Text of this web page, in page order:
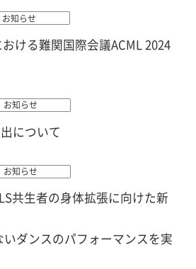
お知らせ
ける難関国際会議ACML 2024
お知らせ
について
お知らせ
共生者の身体拡張に向けた新
ダンスのパフォーマンスを実